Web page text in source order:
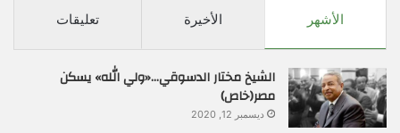
الأشهر الأخيرة تعليقات
الشيخ مختار الدسوقي…«ولي الله» يسكن
مصر(خاص)
ديسمبر 12, 2020